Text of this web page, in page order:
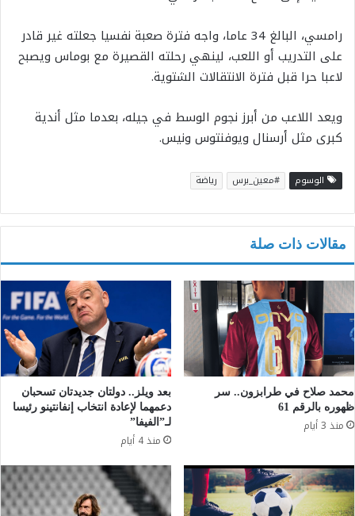
رامسي، البالغ 34 عاما، واجه فترة صعبة نفسيا جعلته غير قادر
على التدريب أو اللعب، لينهي رحلته القصيرة مع بوماس ويصبح
لاعبا حرا قبل فترة الانتقالات الشتوية.
ويعد اللاعب من أبرز نجوم الوسط في جيله، بعدما مثل أندية
كبرى مثل أرسنال ويوفنتوس ونيس.
الوسوم #معين_برس رياضة
مقالات ذات صلة
محمد صلاح في طرابزون.. سر
ظهوره بالرقم 61
منذ 3 أيام
بعد ويلز.. دولتان جديدتان تسحبان
دعمهما لإعادة انتخاب إنفانتينو رئيسا
لـ”الفيفا”
منذ 4 أيام